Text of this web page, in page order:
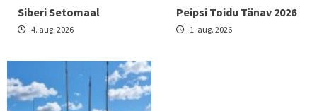
Siberi Setomaal
4. aug. 2026
Peipsi Toidu Tänav 2026
1. aug. 2026